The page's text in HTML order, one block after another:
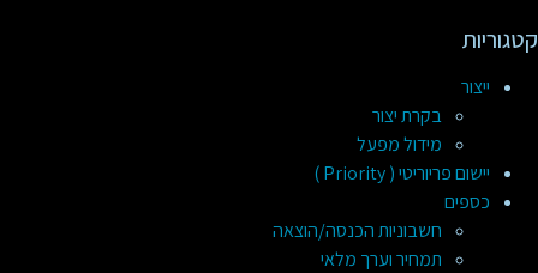
קטגוריות
ייצור
בקרת יצור
מידול מפעל
יישום פריוריטי ( Priority )
כספים
חשבוניות הכנסה/הוצאה
תמחיר וערך מלאי